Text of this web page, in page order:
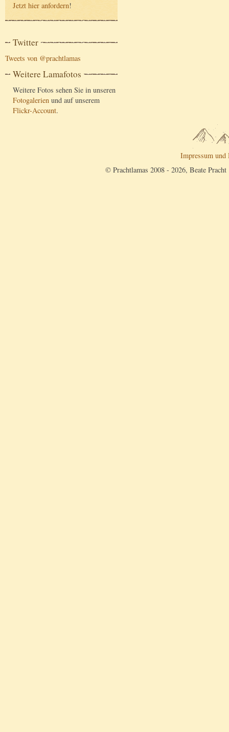
Jetzt hier anfordern!
Twitter
Tweets von @prachtlamas
Weitere Lamafotos
Weitere Fotos sehen Sie in unseren
Fotogalerien und auf unserem
Flickr-Account.
Impressum und
© Prachtlamas 2008 - 2026, Beate Pracht